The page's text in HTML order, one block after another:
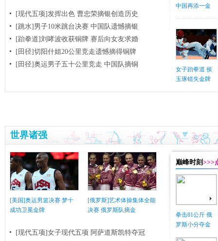
[现代五项]发挥出色 曹忠荣摘银创造历史
[跳水]男子10米跳台决赛 中国队遗憾摘银
[跆拳道]刘哮波收获铜牌 赛后向女友求婚
[田径]切阳什姐20公里竞走遗憾摘得铜牌
[田径]奥运男子五十公里竞走 中国队摘铜
中国再添一金
女子跆拳道 侯
玉琢错失金牌
世界诸强
[美国]奥运男篮决赛 梦十
成功卫冕金牌
[俄罗斯]艺术体操集体全能
决赛 俄罗斯队摘金
[现代五项]女子现代五项 阿萨道斯凯特夺冠
巅峰时刻>>>
拳击81公斤 俄
罗斯小分夺金